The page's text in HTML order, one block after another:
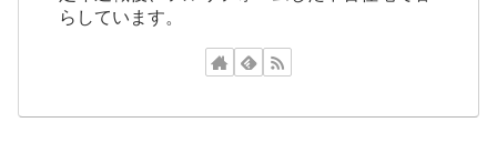
らしています。